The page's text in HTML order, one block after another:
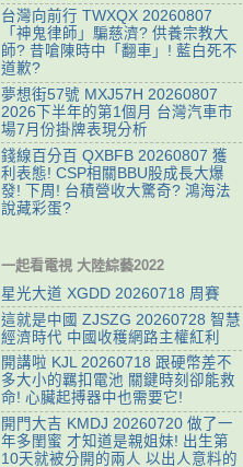
台灣向前行 TWXQX 20260807
「神鬼律師」騙慈濟? 供養宗教大
師? 昔嗆陳時中「翻車」! 藍白死不
道歉?
夢想街57號 MXJ57H 20260807
2026下半年的第1個月 台灣汽車市
場7月份掛牌表現分析
錢線百分百 QXBFB 20260807 獲
利表態! CSP相關BBU股成長大爆
發! 下周! 台積營收大驚奇? 鴻海法
說藏彩蛋?
一起看電視 大陸綜藝2022
星光大道 XGDD 20260718 周賽
這就是中國 ZJSZG 20260728 智慧
經濟時代 中國收穫網路主權紅利
開講啦 KJL 20260718 跟硬幣差不
多大小的羈扣電池 關鍵時刻卻能救
命! 心臟起搏器中也需要它!
開門大吉 KMDJ 20260720 做了一
年多閨蜜 才知道是親姐妹! 出生第
10天就被分開的兩人 以出人意料的